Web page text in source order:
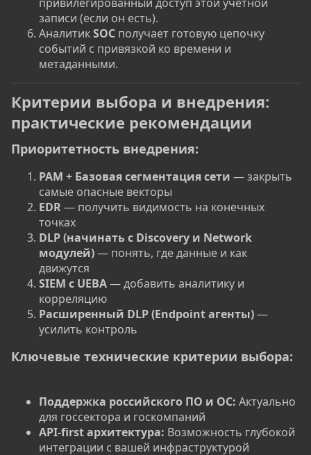
записи (если он есть).
АналитикSOC получает готовую цепочку
событий с привязкой ко времени и
метаданными.
Критерии выбора и внедрения:
практические рекомендации
Приоритетность внедрения:
PAM + Базовая сегментация сети — закрыть
самые опасные векторы
EDR— получить видимость на конечных
точках
DLP (начинать с Discovery и Network
модулей)— понять, где данные и как
движутся
SIEM с UEBA— добавить аналитику и
корреляцию
Расширенный DLP (Endpoint агенты)—
усилить контроль
Ключевые технические критерии выбора:
Поддержка российского ПО и ОС: Актуально
для госсектора и госкомпаний
API-first архитектура: Возможность глубокой
интеграции с вашей инфраструктурой